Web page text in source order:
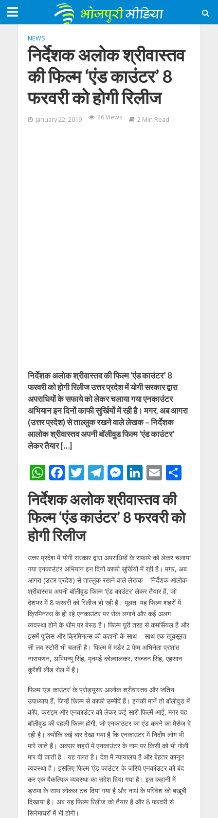
NEWS
निर्देशक अलोक श्रीवास्तव
की फिल्म ‘एंड काउंटर’ 8
फरवरी को होगी रिलीज
January 22, 2019 26 Views 2 Min Read
निर्देशक अलोक श्रीवास्तव की फिल्म ‘एंड काउंटर’ 8
फरवरी को होगी रिलीज उत्तर प्रदेश में योगी सरकार द्वारा
अपराधियों के सफाये को लेकर चलाया गया एनकाउंटर
अभियान इन दिनों काफी सुर्खियों में रही है। मगर, अब आगरा
(उत्तर प्रदेश) से ताल्‍लुक रखने वाले लेखक – निर्देशक
आलोक श्रीवास्‍तव अपनी बॉलीवुड फिल्‍म ‘एंड काउंटर’
लेकर तैयार […]
W
h
at
s
A
p
p
F
e
b
o
o
k
T
w
itt
er
T
e
gr
m
M
e
ss
e
g
er
Li
k
e
n
E
m
ai
l
S
ar
e
निर्देशक अलोक श्रीवास्तव की
फिल्म ‘एंड काउंटर’ 8 फरवरी को
होगी रिलीज
उत्तर प्रदेश में योगी सरकार द्वारा अपराधियों के सफाये को लेकर चलाया
गया एनकाउंटर अभियान इन दिनों काफी सुर्खियों में रही है। मगर, अब
आगरा (उत्तर प्रदेश) से ताल्‍लुक रखने वाले लेखक – निर्देशक आलोक
श्रीवास्‍तव अपनी बॉलीवुड फिल्‍म ‘एंड काउंटर’ लेकर तैयार हैं, जो
देशभर में 8 फरवरी को रिलीज हो रही है। मूलत: यह फिल्‍म शहरों में
क्रिमिनल्‍स के हो रहे एनकाउंटर पर रोक लगाने और कई अलग
व्‍यवस्‍था होने के थीम पर बेस्‍ड है। फिल्‍म पूरी तरह से कमर्सियल है और
इसमें पुलिस और क्रिमिनल्‍स की कहानी के साथ – साथ एक खूबसूरत
सी लव स्‍टोरी भी चलती है। फिल्‍म में मर्डर 2 फेम अभिनेता प्रशांत
नारायणन, अभिमन्‍यु सिंह, मृनमई कोल्‍वालकर, सज्‍जन सिंह, एहसान
कुरैशी लीड रोल में हैं।
फिल्‍म ‘एंड काउंटर’ के प्रोड्यूसर आलोक श्रीवास्‍तव और जतिन
उपाध्‍याय हैं, जिन्‍हें फिल्‍म से काफी उम्‍मीदें हैं। इनकी मानें तो बॉलीवुड में
कॉप, क्राइम और एनकाउंटर को लेकर कई सारी फिल्‍में आईं, मगर यह
बॉलीवुड की पहली फिल्‍म होगी, जो एनकाउंटर का एंड करने का मैसेज दे
रही है। क्‍योंकि कई बार देखा गया है कि एनकाउंटर में निर्दोष लोग भी
मारे जाते हैं। अक्‍सर शहरों में एनकाउंटर के नाम पर किसी को भी गोली
मार दी जाती है। यह गलत है। देश में न्‍यायालय है और बेहतर कानून
व्‍यवस्‍था है। इसलिए फिल्‍म ‘एंड काउंटर’ के जरिये एनकांउटर को बंद
कर एक वैकल्पिक व्‍यवस्‍था का संदेश दिया गया है। इस कहानी में
ड्रामा के साथ लोकल टच दिया गया है और नार्थ के परिवेश को बखूबी
दिखाया है। अब यह फिल्‍म रिलीज को तैयार है और 8 फरवरी से
सिनेमाघरों में भी होगी।